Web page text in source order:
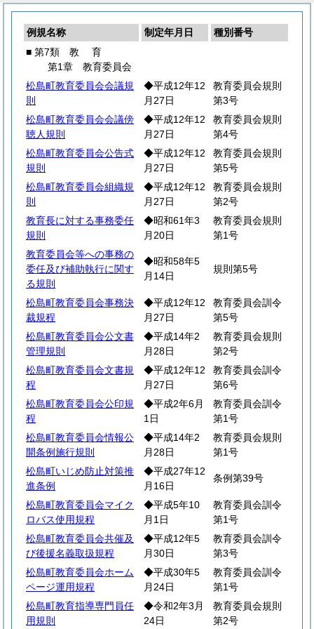
例規名称 制定年月日
種別番号
■ 第7類 教 育
第1章 教育委員会
松島町教育委員会会議規
則
◆平成12年12
月27日
教育委員会規則
第3号
松島町教育委員会会議傍
聴人規則
◆平成12年12
月27日
教育委員会規則
第4号
松島町教育委員会公告式
規則
◆平成12年12
月27日
教育委員会規則
第5号
松島町教育委員会組織規
則
◆平成12年12
月27日
教育委員会規則
第2号
教育長に対する事務委任
規則
◆昭和61年3
月20日
教育委員会規則
第1号
教育委員会等への事務の
委任及び補助執行に関す
る規則
◆昭和58年5
月14日
規則第5号
松島町教育委員会事務決
裁規程
◆平成12年12
月27日
教育委員会訓令
第5号
松島町教育委員会公文書
管理規則
◆平成14年2
月28日
教育委員会規則
第2号
松島町教育委員会文書規
程
◆平成12年12
月27日
教育委員会訓令
第6号
松島町教育委員会公印規
程
◆平成2年6月
1日
教育委員会訓令
第1号
松島町教育委員会情報公
開条例施行規則
◆平成14年2
月28日
教育委員会規則
第1号
松島町いじめ防止対策推
進条例
◆平成27年12
月16日
条例第39号
松島町教育委員会マイク
ロバス使用規程
◆平成5年10
月1日
教育委員会訓令
第1号
松島町教育委員会共催及
び後援名義取扱規程
◆平成12年5
月30日
教育委員会訓令
第3号
松島町教育委員会ホーム
ページ運用規程
◆平成30年5
月24日
教育委員会訓令
第1号
松島町教育指導専門員任
用規則
◆令和2年3月
24日
教育委員会規則
第2号